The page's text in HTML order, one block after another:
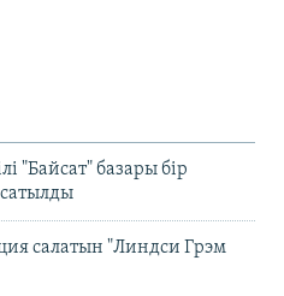
"Байсат" базары бір
салатын "Линдси Грэм